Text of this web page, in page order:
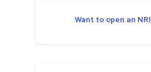
Want to open an